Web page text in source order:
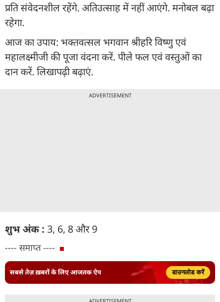
प्रति संवेदनशील रहेंगे. अतिउत्साह में नहीं आएंगे. मनोबल बढ़ा
रहेगा.
आज का उपाय: भक्तवत्सल भगवान श्रीहरि विष्णु एवं
महालक्ष्मीजी की पूजा वंदना करें. पीले फल एवं वस्तुओं का
दान करें. लिखापढ़ी बढ़ाएं.
ADVERTISEMENT
शुभ अंक : 3, 6, 8 और 9
---- समाप्त ----
सबसे तेज़ ख़बरों के लिए आजतक ऐप डाउनलोड करें